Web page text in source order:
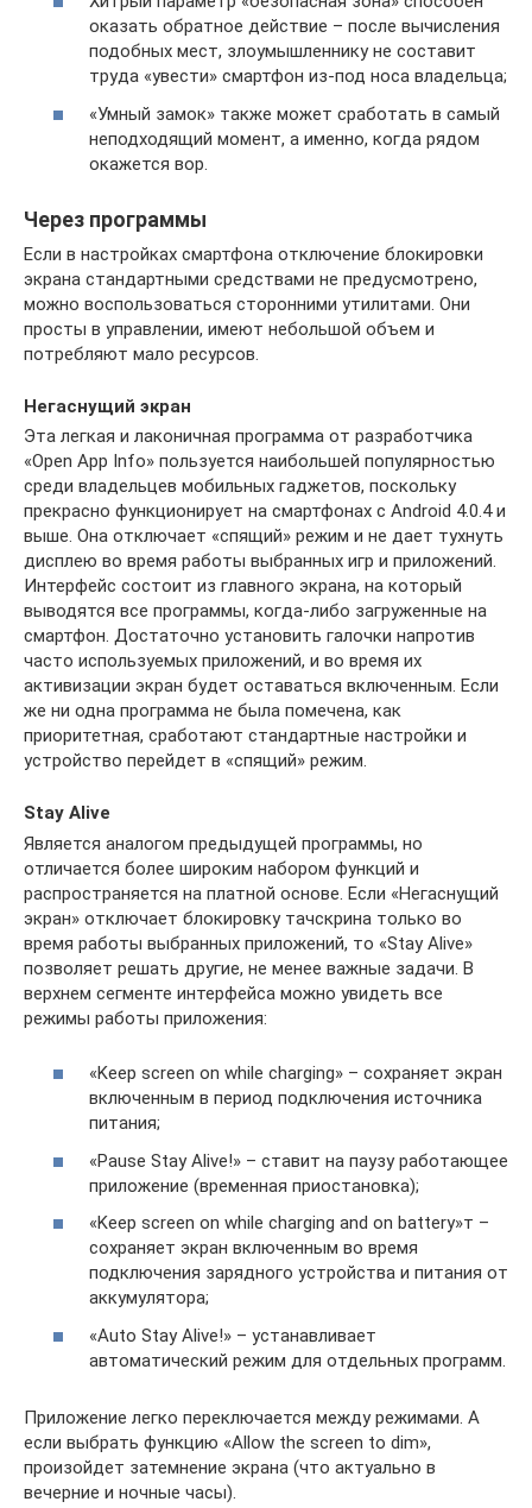
оказать обратное действие – после вычисления
подобных мест, злоумышленнику не составит
труда «увести» смартфон из-под носа владельца;
«Умный замок» также может сработать в самый
неподходящий момент, а именно, когда рядом
окажется вор.
Через программы
Если в настройках смартфона отключение блокировки
экрана стандартными средствами не предусмотрено,
можно воспользоваться сторонними утилитами. Они
просты в управлении, имеют небольшой объем и
потребляют мало ресурсов.
Негаснущий экран
Эта легкая и лаконичная программа от разработчика
«Open App Info» пользуется наибольшей популярностью
среди владельцев мобильных гаджетов, поскольку
прекрасно функционирует на смартфонах с Android 4.0.4 и
выше. Она отключает «спящий» режим и не дает тухнуть
дисплею во время работы выбранных игр и приложений.
Интерфейс состоит из главного экрана, на который
выводятся все программы, когда-либо загруженные на
смартфон. Достаточно установить галочки напротив
часто используемых приложений, и во время их
активизации экран будет оставаться включенным. Если
же ни одна программа не была помечена, как
приоритетная, сработают стандартные настройки и
устройство перейдет в «спящий» режим.
Stay Alive
Является аналогом предыдущей программы, но
отличается более широким набором функций и
распространяется на платной основе. Если «Негаснущий
экран» отключает блокировку тачскрина только во
время работы выбранных приложений, то «Stay Alive»
позволяет решать другие, не менее важные задачи. В
верхнем сегменте интерфейса можно увидеть все
режимы работы приложения:
«Keep screen on while charging» – сохраняет экран
включенным в период подключения источника
питания;
«Pause Stay Alive!» – ставит на паузу работающее
приложение (временная приостановка);
«Keep screen on while charging and on battery»т –
сохраняет экран включенным во время
подключения зарядного устройства и питания от
аккумулятора;
«Auto Stay Alive!» – устанавливает
автоматический режим для отдельных программ.
Приложение легко переключается между режимами. А
если выбрать функцию «Allow the screen to dim»,
произойдет затемнение экрана (что актуально в
вечерние и ночные часы).